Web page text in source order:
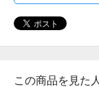
この商品を見た